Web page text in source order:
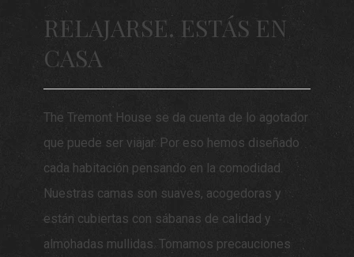
RELAJARSE. ESTÁS EN
CASA
The Tremont House se da cuenta de lo agotador
que puede ser viajar. Por eso hemos diseñado
cada habitación pensando en la comodidad.
Nuestras camas son suaves, acogedoras y
están cubiertas con sábanas de calidad y
almohadas mullidas. Tomamos precauciones